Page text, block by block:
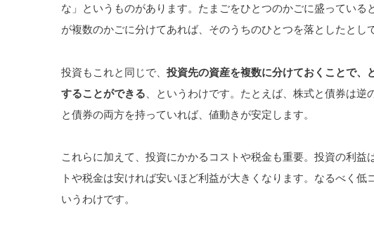
な」というものがあります。たまごをひとつのかごに盛ってい
が複数のかごに分けてあれば、そのうちのひとつを落としたとし
投資もこれと同じで、 投資先の資産を複数に分けておくことで
することができる 、というわけです。たとえば、株式と債券は
と債券の両方を持っていれば、値動きが安定します。
これらに加えて、投資にかかるコストや税金も重要。投資の利
トや税金は安ければ安いほど利益が大きくなります。なるべく
いうわけです。